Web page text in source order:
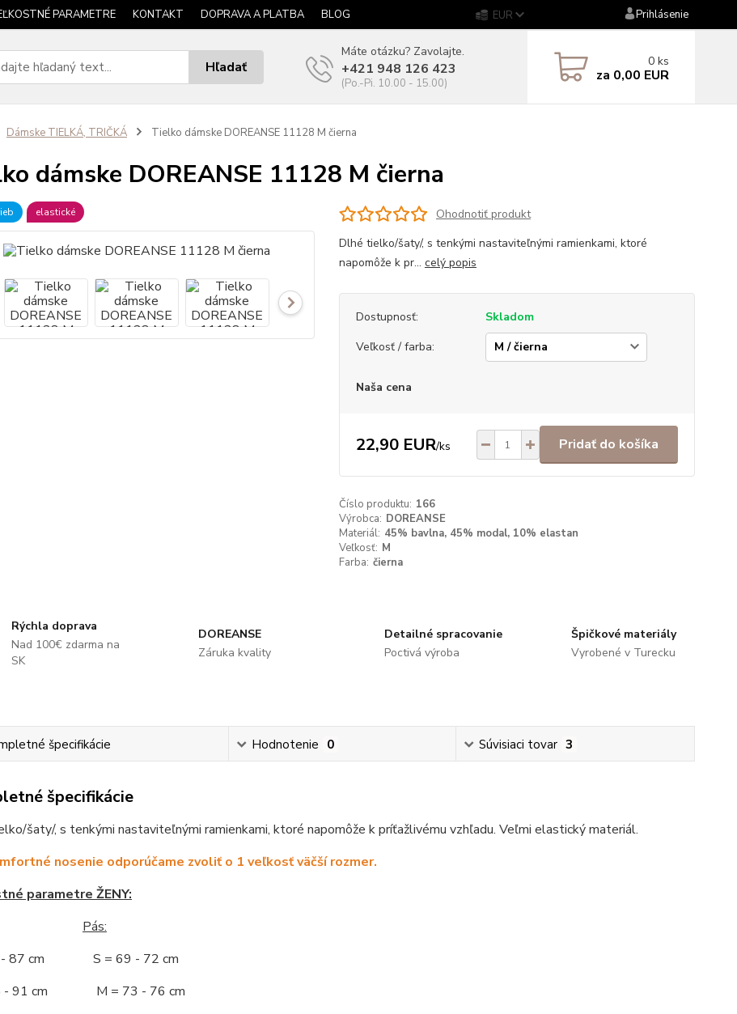
PARAMETRE KONTAKT DOPRAVA A PLATBA BLOG EUR Prihlásenie
Hľadať
Máte otázku? Zavolajte.
+421 948 126 423
(Po.-Pi. 10.00 - 15.00)
0 ks
za 0,00 EUR
Dámske TIELKÁ, TRIČKÁ Tielko dámske DOREANSE 11128 M čierna
dámske DOREANSE 11128 M čierna
elastické
Ohodnotiť produkt
Dlhé tielko/šaty/, s tenkými nastaviteľnými ramienkami, ktoré
napomôže k pr... celý popis
Dostupnosť:
Skladom
Veľkosť / farba:
Naša cena
22,90 EUR/ks Pridať do košíka
Číslo produktu: 166
Výrobca: DOREANSE
Materiál: 45% bavlna, 45% modal, 10% elastan
Veľkosť: M
Farba: čierna
Rýchla doprava
Nad 100€ zdarma na
SK
DOREANSE
Záruka kvality
Detailné spracovanie
Poctivá výroba
Špičkové materiály
Vyrobené v Turecku
špecifikácie Hodnotenie 0 Súvisiaci tovar 3
špecifikácie
šaty/, s tenkými nastaviteľnými ramienkami, ktoré napomôže k príťažlivému vzhľadu. Veľmi elastický materiál.
nosenie odporúčame zvoliť o 1 veľkosť väčší rozmer.
parametre ŽENY:
Pás:
- 87 cm S = 69 - 72 cm
- 91 cm M = 73 - 76 cm